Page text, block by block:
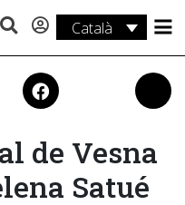
Català
de Vesna
Satué